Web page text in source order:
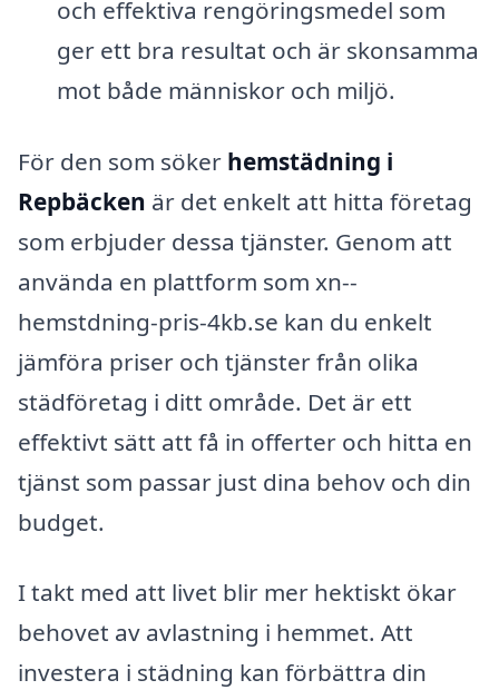
och effektiva rengöringsmedel som
ger ett bra resultat och är skonsamma
mot både människor och miljö.
För den som söker hemstädning i
Repbäcken är det enkelt att hitta företag
som erbjuder dessa tjänster. Genom att
använda en plattform som xn--
hemstdning-pris-4kb.se kan du enkelt
jämföra priser och tjänster från olika
städföretag i ditt område. Det är ett
effektivt sätt att få in offerter och hitta en
tjänst som passar just dina behov och din
budget.
I takt med att livet blir mer hektiskt ökar
behovet av avlastning i hemmet. Att
investera i städning kan förbättra din